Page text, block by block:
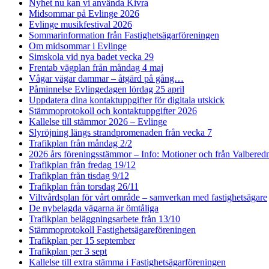
Nyhet nu kan vi använda Kivra
Midsommar på Evlinge 2026
Evlinge musikfestival 2026
Sommarinformation från Fastighetsägarföreningen
Om midsommar i Evlinge
Simskola vid nya badet vecka 29
Frentab vägplan från måndag 4 maj
Vågar vägar dammar – åtgärd på gång…
Påminnelse Evlingedagen lördag 25 april
Uppdatera dina kontaktuppgifter för digitala utskick
Stämmoprotokoll och kontaktuppgifter 2026
Kallelse till stämmor 2026 – Evlinge
Slyröjning längs strandpromenaden från vecka 7
Trafikplan från måndag 2/2
2026 års föreningsstämmor – Info: Motioner och från
Trafikplan från fredag 19/12
Trafikplan från tisdag 9/12
Trafikplan från torsdag 26/11
Viltvårdsplan för vårt område – samverkan med fastighetsägare
De nybelagda vägarna är ömtåliga
Trafikplan beläggningsarbete från 13/10
Stämmoprotokoll Fastighetsägareföreningen
Trafikplan per 15 september
Trafikplan per 3 sept
Kallelse till extra stämma i Fastighetsägarföreningen